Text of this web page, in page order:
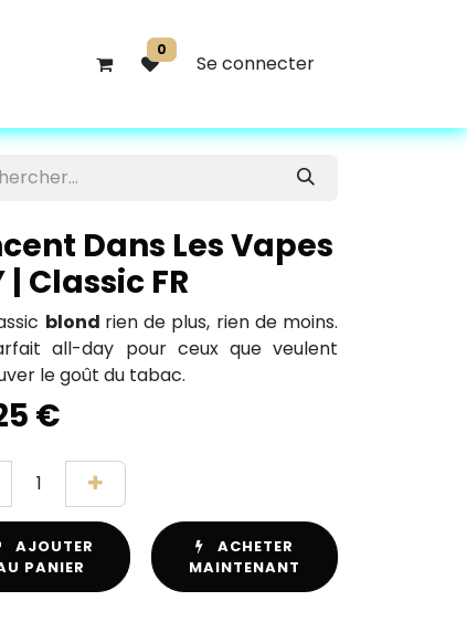
0
Se connecter
Dans Les Vapes
| Classic FR
blond rien de plus, rien de moins.
all-day pour ceux que veulent
le goût du tabac.
€
AJOUTER
PANIER
ACHETER
MAINTENANT